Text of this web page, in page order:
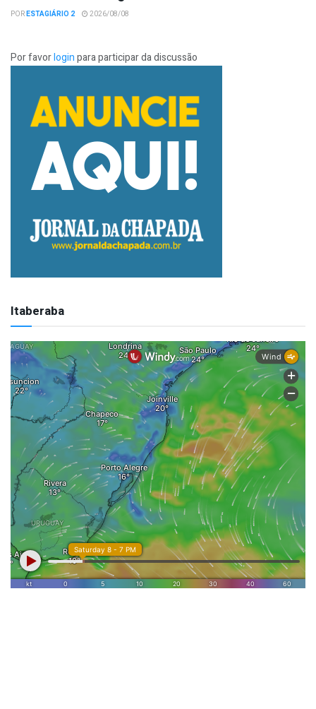
PORESTAGIÁRIO 2 2026/08/08
Por favorloginpara participar da discussão
Itaberaba